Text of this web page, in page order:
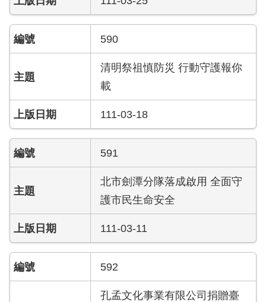
護
專
區
別
流
化
專
區
請
火
災
搶
590
清明祭祖慎防災 行動守護報你
載
111-03-18
591
北市劍潭分隊落成啟用 全面守
護市民生命安全
111-03-11
592
孔孟文化事業有限公司捐贈臺